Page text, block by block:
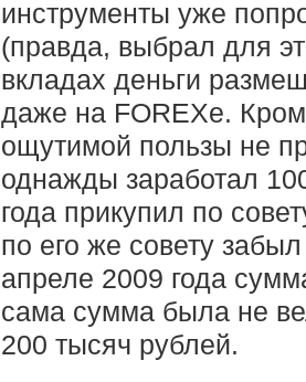
инструменты уже
(правда, выбрал для
вкладах деньги
даже на FOREXe.
ощутимой пользы не
однажды заработал
года прикупил по
по его же совету
апреле 2009 года
сама сумма была не
200 тысяч рублей.